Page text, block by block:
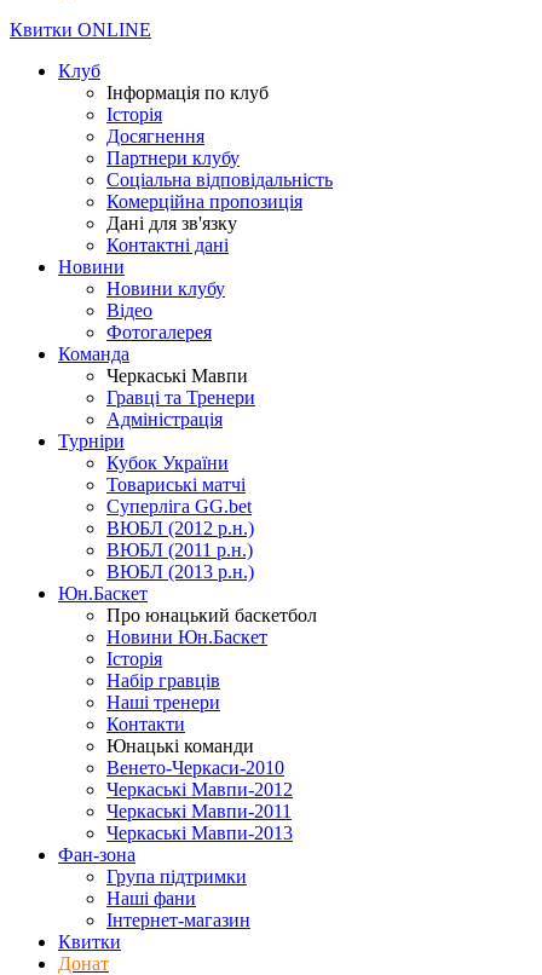
Квитки ONLINE
Клуб
Інформація по клуб
Історія
Досягнення
Партнери клубу
Соціальна відповідальність
Комерційна пропозиція
Дані для зв'язку
Контактні дані
Новини
Новини клубу
Відео
Фотогалерея
Команда
Черкаські Мавпи
Гравці та Тренери
Адміністрація
Турніри
Кубок України
Товариські матчі
Суперліга GG.bet
ВЮБЛ (2012 р.н.)
ВЮБЛ (2011 р.н.)
ВЮБЛ (2013 р.н.)
Юн.Баскет
Про юнацький баскетбол
Новини Юн.Баскет
Історія
Набір гравців
Наші тренери
Контакти
Юнацькі команди
Венето-Черкаси-2010
Черкаські Мавпи-2012
Черкаські Мавпи-2011
Черкаські Мавпи-2013
Фан-зона
Група підтримки
Наші фани
Інтернет-магазин
Квитки
Донат